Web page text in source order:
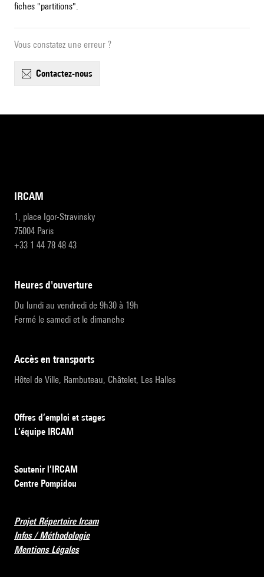
fiches "partitions".
Vous constatez une erreur ?
contactez-nous
IRCAM
1, place Igor-Stravinsky
75004 Paris
+33 1 44 78 48 43
heures d'ouverture
Du lundi au vendredi de 9h30 à 19h
Fermé le samedi et le dimanche
accès en transports
Hôtel de Ville, Rambuteau, Châtelet, Les Halles
Offres d’emploi et stages
L’équipe IRCAM
Soutenir l’IRCAM
Centre Pompidou
Projet Répertoire Ircam
Infos / Méthodologie
Mentions Légales